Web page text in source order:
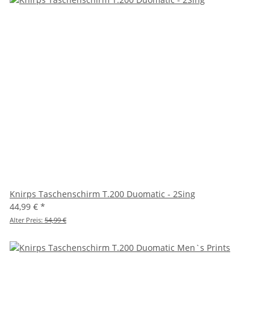
Knirps Taschenschirm T.200 Duomatic - 2Sing
44,99 € *
Alter Preis: 54,99 €